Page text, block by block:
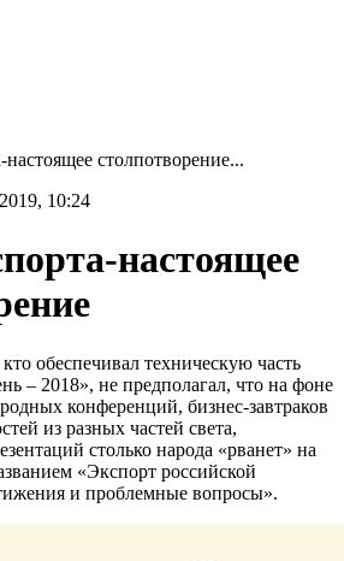
столпотворение...
10:24
настоящее
обеспечивал техническую часть
– 2018», не предполагал, что на фоне
конференций, бизнес-завтраков
из разных частей света,
столько народа «рванет» на
«Экспорт российской
и проблемные вопросы».